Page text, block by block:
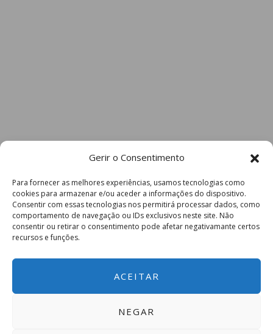
Gerir o Consentimento
Para fornecer as melhores experiências, usamos tecnologias como
cookies para armazenar e/ou aceder a informações do dispositivo.
Consentir com essas tecnologias nos permitirá processar dados, como
comportamento de navegação ou IDs exclusivos neste site. Não
consentir ou retirar o consentimento pode afetar negativamante certos
recursos e funções.
ACEITAR
NEGAR